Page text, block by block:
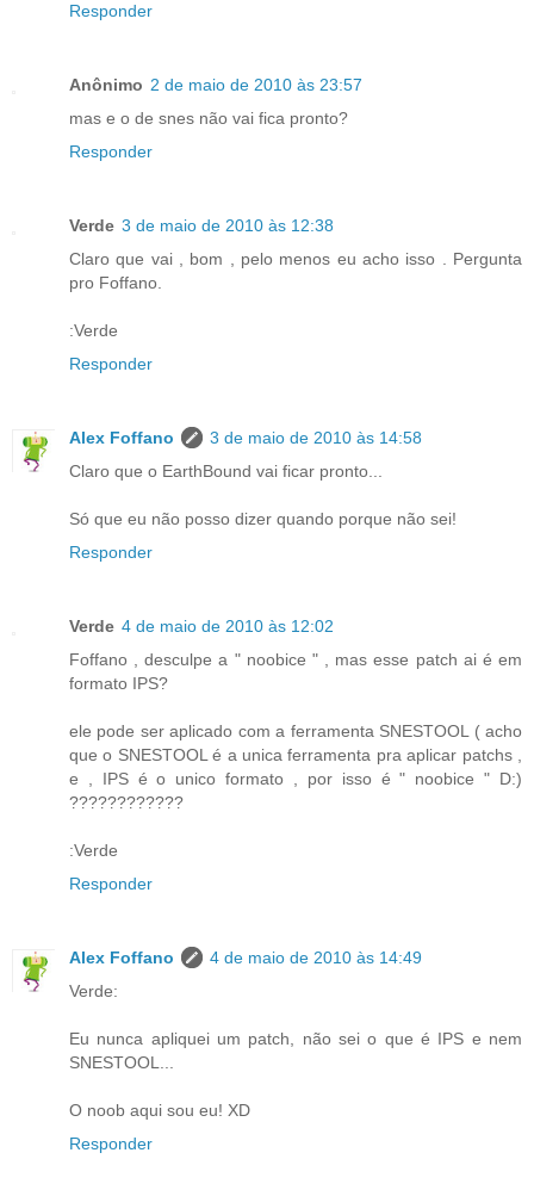
Responder
Anônimo 2 de maio de 2010 às 23:57
mas e o de snes não vai fica pronto?
Responder
Verde 3 de maio de 2010 às 12:38
Claro que vai , bom , pelo menos eu acho isso . Pergunta
pro Foffano.
:Verde
Responder
Alex Foffano
3 de maio de 2010 às 14:58
Claro que o EarthBound vai ficar pronto...
Só que eu não posso dizer quando porque não sei!
Responder
Verde 4 de maio de 2010 às 12:02
Foffano , desculpe a " noobice " , mas esse patch ai é em
formato IPS?
ele pode ser aplicado com a ferramenta SNESTOOL ( acho
que o SNESTOOL é a unica ferramenta pra aplicar patchs ,
e , IPS é o unico formato , por isso é " noobice " D:)
????????????
:Verde
Responder
Alex Foffano
4 de maio de 2010 às 14:49
Verde:
Eu nunca apliquei um patch, não sei o que é IPS e nem
SNESTOOL...
O noob aqui sou eu! XD
Responder